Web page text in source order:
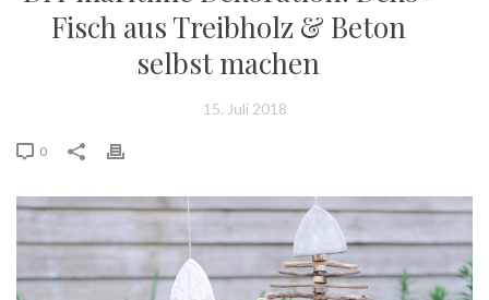
Fisch aus Treibholz & Beton
selbst machen
15. Juli 2018
0